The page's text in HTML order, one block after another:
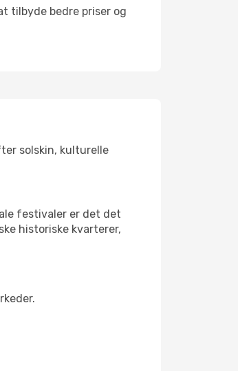
tilbyde bedre priser og
solskin, kulturelle
festivaler er det det
historiske kvarterer,